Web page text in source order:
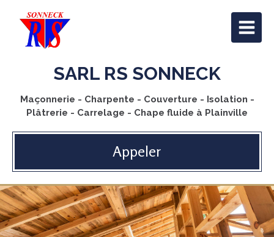
SARL RS SONNECK
Maçonnerie - Charpente - Couverture - Isolation -
Plâtrerie - Carrelage - Chape fluide à Plainville
Appeler